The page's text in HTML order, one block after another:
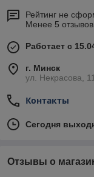
Рейтинг не
Менее 5
Работает с
г. Минск
ул. Некрасова,
Контакты
Сегодня
Отзывы о